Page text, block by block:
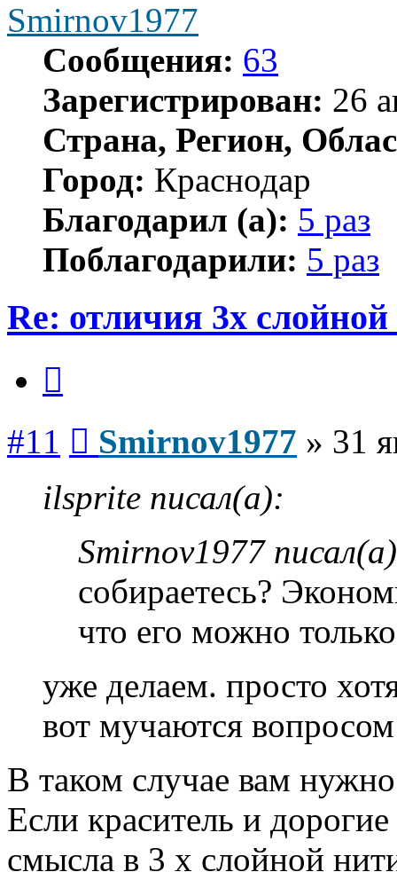
Smirnov1977
Сообщения: 63
Зарегистрирован: 26
Страна, Регион,
Город: Краснодар
Благодарил (а): 5 раз
Поблагодарили: 5 раз
Re: отличия 3х
#11 Smirnov1977 » 31
ilsprite писал(а):
Smirnov1977
собираетесь?
что его можно
уже делаем. просто
вот мучаются
В таком случае вам нужно
Если краситель и
смысла в 3 х слойной